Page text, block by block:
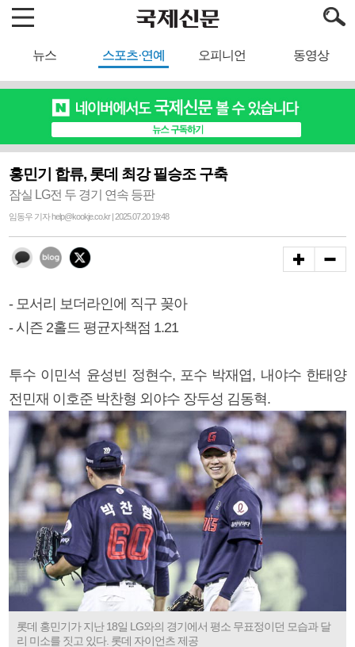
뉴스 스포츠·연예 오피니언 동영상
홍민기 합류, 롯데 최강 필승조 구축
잠실 LG전 두 경기 연속 등판
임동우 기자 help@kookje.co.kr | 2025.07.20 19:48
- 모서리 보더라인에 직구 꽂아
- 시즌 2홀드 평균자책점 1.21
투수 이민석 윤성빈 정현수, 포수 박재엽, 내야수 한태양
전민재 이호준 박찬형 외야수 장두성 김동혁.
롯데 홍민기가 지난 18일 LG와의 경기에서 평소 무표정이던 모습과 달
리 미소를 짓고 있다. 롯데 자이언츠 제공